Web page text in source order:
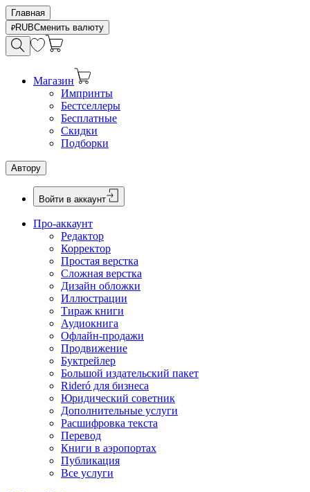
Главная
RUBСменить валюту
Магазин
Импринты
Бестселлеры
Бесплатные
Скидки
Подборки
Автору
Войти в аккаунт
Про-аккаунт
Редактор
Корректор
Простая верстка
Сложная верстка
Дизайн обложки
Иллюстрации
Тираж книги
Аудиокнига
Офлайн-продажи
Продвижение
Буктрейлер
Большой издательский пакет
Rideró для бизнеса
Юридический советник
Дополнительные услуги
Расшифровка текста
Перевод
Книги в аэропортах
Публикация
Все услуги